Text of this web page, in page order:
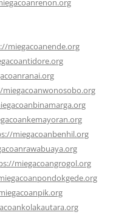
miegacoanende.org
miegacoanbenhil.org
miegacoangrogol.org